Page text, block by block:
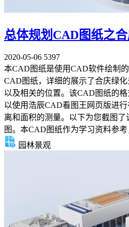
总体规划CAD图纸之
2020-05-06 5397
本CAD图纸是使用CAD软件绘制
CAD图纸，详细的展示了合庆绿
以及相关的位置。该CAD图纸的
以使用浩辰CAD看图王网页版进
离和面积的测量。以下为您截图
图。本CAD图纸作为学习资料参
园林景观